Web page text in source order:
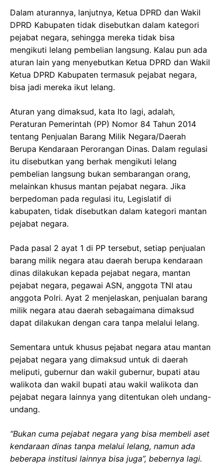
Dalam aturannya, lanjutnya, Ketua DPRD dan Wakil
DPRD Kabupaten tidak disebutkan dalam kategori
pejabat negara, sehingga mereka tidak bisa
mengikuti lelang pembelian langsung. Kalau pun ada
aturan lain yang menyebutkan Ketua DPRD dan Wakil
Ketua DPRD Kabupaten termasuk pejabat negara,
bisa jadi mereka ikut lelang.
Aturan yang dimaksud, kata Ito lagi, adalah,
Peraturan Pemerintah (PP) Nomor 84 Tahun 2014
tentang Penjualan Barang Milik Negara/Daerah
Berupa Kendaraan Perorangan Dinas. Dalam regulasi
itu disebutkan yang berhak mengikuti lelang
pembelian langsung bukan sembarangan orang,
melainkan khusus mantan pejabat negara. Jika
berpedoman pada regulasi itu, Legislatif di
kabupaten, tidak disebutkan dalam kategori mantan
pejabat negara.
Pada pasal 2 ayat 1 di PP tersebut, setiap penjualan
barang milik negara atau daerah berupa kendaraan
dinas dilakukan kepada pejabat negara, mantan
pejabat negara, pegawai ASN, anggota TNI atau
anggota Polri. Ayat 2 menjelaskan, penjualan barang
milik negara atau daerah sebagaimana dimaksud
dapat dilakukan dengan cara tanpa melalui lelang.
Sementara untuk khusus pejabat negara atau mantan
pejabat negara yang dimaksud untuk di daerah
meliputi, gubernur dan wakil gubernur, bupati atau
walikota dan wakil bupati atau wakil walikota dan
pejabat negara lainnya yang ditentukan oleh undang-
undang.
“Bukan cuma pejabat negara yang bisa membeli aset
kendaraan dinas tanpa melalui lelang, namun ada
beberapa institusi lainnya bisa juga”, bebernya lagi.